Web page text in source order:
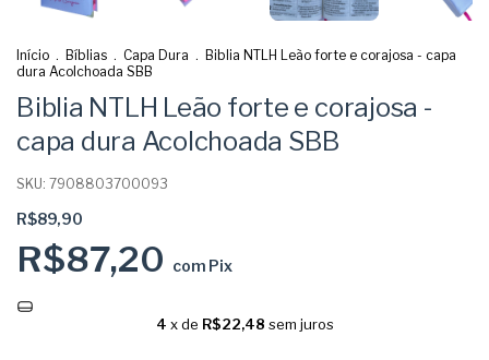
Início . Bíblias . Capa Dura . Biblia NTLH Leão forte e corajosa - capa
dura Acolchoada SBB
Biblia NTLH Leão forte e corajosa -
capa dura Acolchoada SBB
SKU: 7908803700093
R$89,90
R$87,20 com Pix
4 x de R$22,48 sem juros